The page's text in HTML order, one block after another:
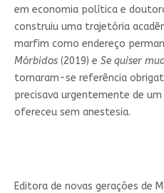
em economia política e
construiu uma trajetória
marfim como endereço
Mórbidos(2019) e Se quiser
tornaram-se referência
precisava urgentemente de
ofereceu sem anestesia.
Editora de novas gerações de